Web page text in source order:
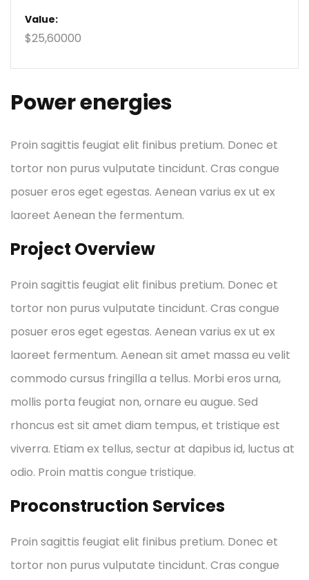
Value:
$25,60000
Power energies
Proin sagittis feugiat elit finibus pretium. Donec et
tortor non purus vulputate tincidunt. Cras congue
posuer eros eget egestas. Aenean varius ex ut ex
laoreet Aenean the fermentum.
Project Overview
Proin sagittis feugiat elit finibus pretium. Donec et
tortor non purus vulputate tincidunt. Cras congue
posuer eros eget egestas. Aenean varius ex ut ex
laoreet fermentum. Aenean sit amet massa eu velit
commodo cursus fringilla a tellus. Morbi eros urna,
mollis porta feugiat non, ornare eu augue. Sed
rhoncus est sit amet diam tempus, et tristique est
viverra. Etiam ex tellus, sectur at dapibus id, luctus at
odio. Proin mattis congue tristique.
Proconstruction Services
Proin sagittis feugiat elit finibus pretium. Donec et
tortor non purus vulputate tincidunt. Cras congue